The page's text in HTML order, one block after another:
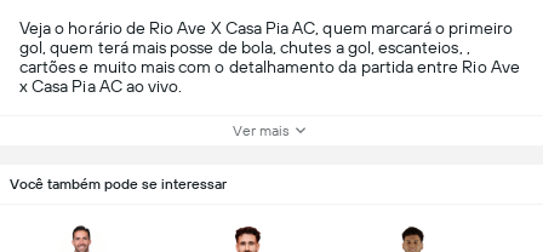
Veja o horário de Rio Ave X Casa Pia AC, quem marcará o primeiro
gol, quem terá mais posse de bola, chutes a gol, escanteios, ,
cartões e muito mais com o detalhamento da partida entre Rio Ave
x Casa Pia AC ao vivo.
Ver mais
Você também pode se interessar